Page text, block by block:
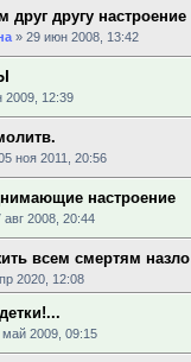
друг другу настроение
» 29 июн 2008, 13:42
2009, 12:39
ноя 2011, 20:56
настроение
авг 2008, 20:44
всем смертям назло
2020, 12:08
май 2009, 09:15